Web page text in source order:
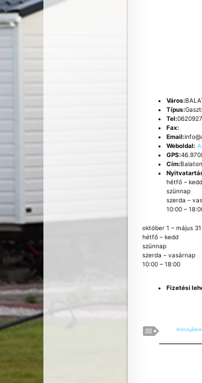
Város:
Típus:
Tel:
Fax:
Email:
Weboldal:
GPS:
Cím:
hétfő – kedd
szünnap
szerda –
10:00 –
október 1 – május 31
hétfő – kedd
szünnap
szerda – vasárnap
10:00 – 18:00
Fizetési
Arácsi,